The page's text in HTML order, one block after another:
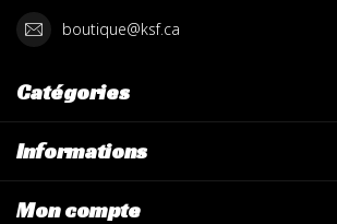
boutique@ksf.ca
Catégories
Informations
Mon compte